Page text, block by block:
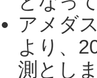
アメダ
より、
測とし